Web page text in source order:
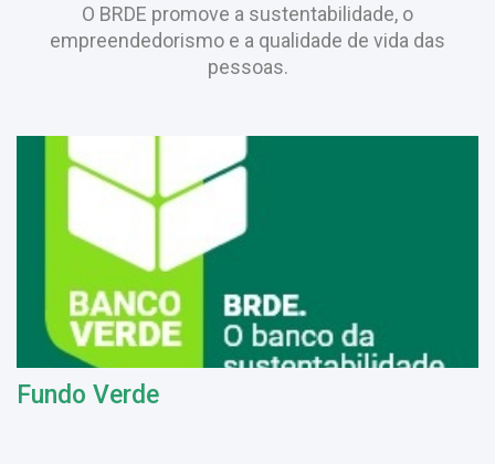
O BRDE promove a sustentabilidade, o
empreendedorismo e a qualidade de vida das
pessoas.
Fundo Verde